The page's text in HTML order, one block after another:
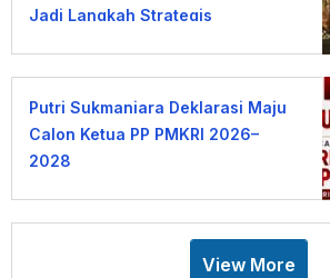
Jadi Langkah Strategis
Putri Sukmaniara Deklarasi Maju
Calon Ketua PP PMKRI 2026–
2028
View More